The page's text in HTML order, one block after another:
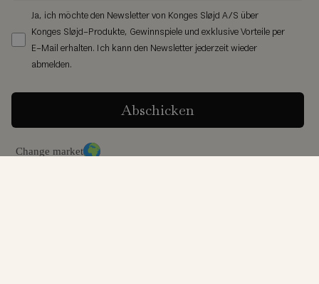
Ja, ich möchte den Newsletter von Konges Sløjd A/S über
Konges Sløjd-Produkte, Gewinnspiele und exklusive Vorteile per
E-Mail erhalten. Ich kann den Newsletter jederzeit wieder
abmelden.
Abschicken
Change market